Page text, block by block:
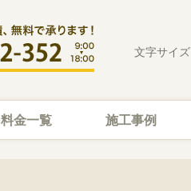
料金一覧 施工事例
文字サイズ